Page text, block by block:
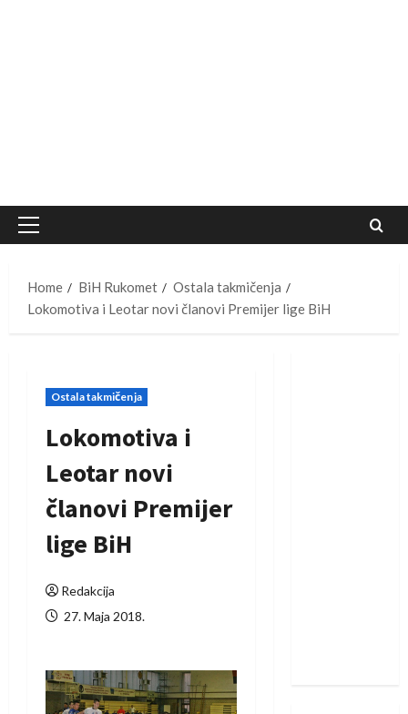
Primary
Home
BiH Rukomet
Ostala takmičenja
Lokomotiva i Leotar novi članovi Premijer lige BiH
Ostala takmičenja
Lokomotiva i
Leotar novi
članovi Premijer
lige BiH
Redakcija
27. Maja 2018.